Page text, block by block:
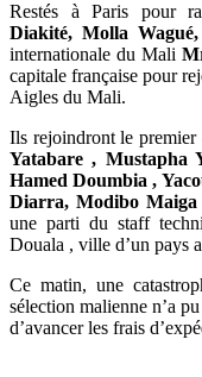
Restés à Paris pour
Diakité, Molla Wagué,
internationale du Mali
capitale française pour
Aigles du Mali.
Ils rejoindront le
Yatabare , Mustapha
Hamed Doumbia ,
Diarra, Modibo Maiga
une parti du staff
Douala , ville d’un pays
Ce matin, une
sélection malienne n’a
d’avancer les frais